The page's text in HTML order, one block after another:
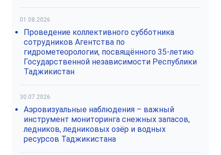
01.08.2026
Проведение коллективного субботника
сотрудников Агентства по
гидрометеорологии, посвящённого 35-летию
Государственной независимости Республики
Таджикистан
30.07.2026
Аэровизуальные наблюдения – важный
инструмент мониторинга снежных запасов,
ледников, ледниковых озёр и водных
ресурсов Таджикистана